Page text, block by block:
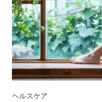
ヘルスケア